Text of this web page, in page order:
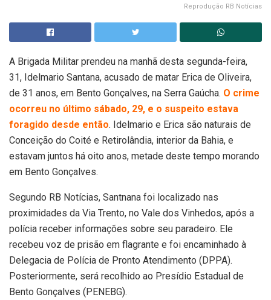
Reprodução RB Notícias
A Brigada Militar prendeu na manhã desta segunda-feira,
31, Idelmario Santana, acusado de matar Erica de Oliveira,
de 31 anos, em Bento Gonçalves, na Serra Gaúcha. O crime
ocorreu no último sábado, 29, e o suspeito estava
foragido desde então. Idelmario e Erica são naturais de
Conceição do Coité e Retirolândia, interior da Bahia, e
estavam juntos há oito anos, metade deste tempo morando
em Bento Gonçalves.
Segundo RB Notícias, Santnana foi localizado nas
proximidades da Via Trento, no Vale dos Vinhedos, após a
polícia receber informações sobre seu paradeiro. Ele
recebeu voz de prisão em flagrante e foi encaminhado à
Delegacia de Polícia de Pronto Atendimento (DPPA).
Posteriormente, será recolhido ao Presídio Estadual de
Bento Gonçalves (PENEBG).